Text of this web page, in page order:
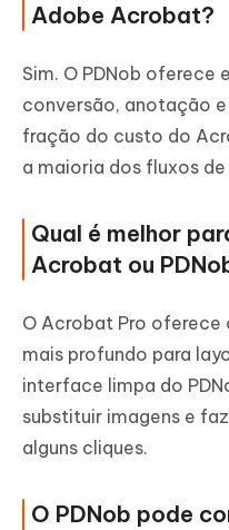
Adobe Acrobat?
Sim. O PDNob oferece
conversão, anotação
fração do custo do
a maioria dos fluxos
Qual é melhor
Acrobat ou
O Acrobat Pro
mais profundo para
interface limpa do
substituir imagens e
alguns cliques.
O PDNob pode